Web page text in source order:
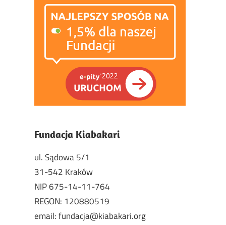
Fundacja Kiabakari
ul. Sądowa 5/1
31-542 Kraków
NIP 675-14-11-764
REGON: 120880519
email: fundacja@kiabakari.org